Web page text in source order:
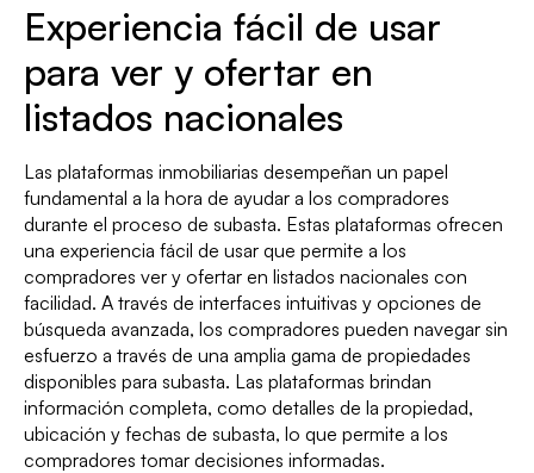
Experiencia fácil de usar
para ver y ofertar en
listados nacionales
Las plataformas inmobiliarias desempeñan un papel
fundamental a la hora de ayudar a los compradores
durante el proceso de subasta. Estas plataformas ofrecen
una experiencia fácil de usar que permite a los
compradores ver y ofertar en listados nacionales con
facilidad. A través de interfaces intuitivas y opciones de
búsqueda avanzada, los compradores pueden navegar sin
esfuerzo a través de una amplia gama de propiedades
disponibles para subasta. Las plataformas brindan
información completa, como detalles de la propiedad,
ubicación y fechas de subasta, lo que permite a los
compradores tomar decisiones informadas.